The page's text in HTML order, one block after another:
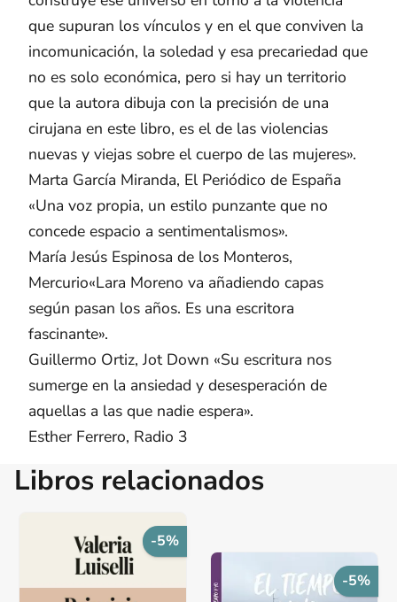
que supuran los vínculos y en el que conviven la
incomunicación, la soledad y esa precariedad que
no es solo económica, pero si hay un territorio
que la autora dibuja con la precisión de una
cirujana en este libro, es el de las violencias
nuevas y viejas sobre el cuerpo de las mujeres».
Marta García Miranda, El Periódico de España
«Una voz propia, un estilo punzante que no
concede espacio a sentimentalismos».
María Jesús Espinosa de los Monteros,
Mercurio«Lara Moreno va añadiendo capas
según pasan los años. Es una escritora
fascinante».
Guillermo Ortiz, Jot Down «Su escritura nos
sumerge en la ansiedad y desesperación de
aquellas a las que nadie espera».
Esther Ferrero, Radio 3
Libros relacionados
-5%
-5%